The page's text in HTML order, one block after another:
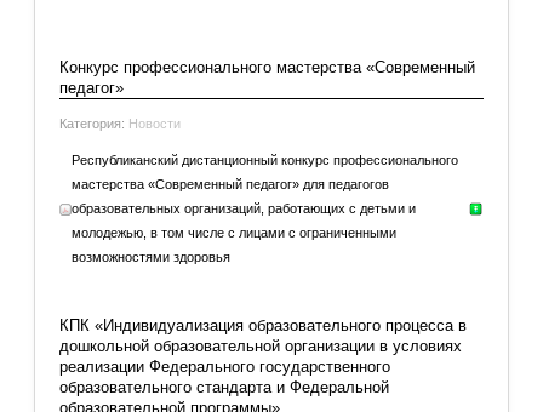
Конкурс профессионального мастерства «Современный
педагог»
Категория: Новости
Республиканский дистанционный конкурс профессионального
мастерства «Современный педагог» для педагогов
образовательных организаций, работающих с детьми и
молодежью, в том числе с лицами с ограниченными
возможностями здоровья
КПК «Индивидуализация образовательного процесса в
дошкольной образовательной организации в условиях
реализации Федерального государственного
образовательного стандарта и Федеральной
образовательной программы»